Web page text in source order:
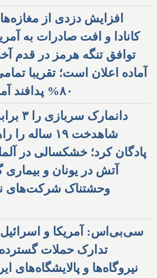
افزایش دزدی از مغازه‌ها
کانادا و افت صادرات به
توافق تنگه هرمز در قدم
آماده اعلان است؛ تقریبا
۸۰% پدافند آمریکا صرف ایران شده
دانمارک
شاهدخت ۱۹ ساله
پادگان کرد؛ خشکسالی در
آتش در یونان و
وحشتناک شرکت‌های
سی‌بی‌اس: آمریکا و اسرائیل
تدارک حملات
نیروگاه‌ها و پالایشگاه‌های